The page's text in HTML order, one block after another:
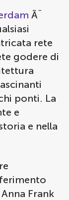
Ã¨
rete
godere di
ponti. La
e
e nella
Frank